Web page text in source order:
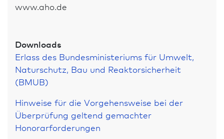
www.aho.de
Downloads
Erlass des Bundes­ministeriums für Umwelt,
Naturschutz, Bau und Reaktorsicherheit
(BMUB)
Hinweise für die Vorgehensweise bei der
Überprüfung geltend gemachter
Honorarforderungen